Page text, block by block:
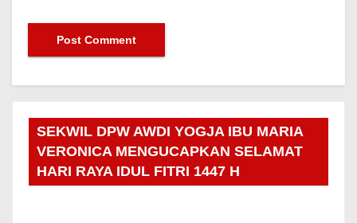
SEKWIL DPW AWDI YOGJA IBU MARIA
VERONICA MENGUCAPKAN SELAMAT
HARI RAYA IDUL FITRI 1447 H